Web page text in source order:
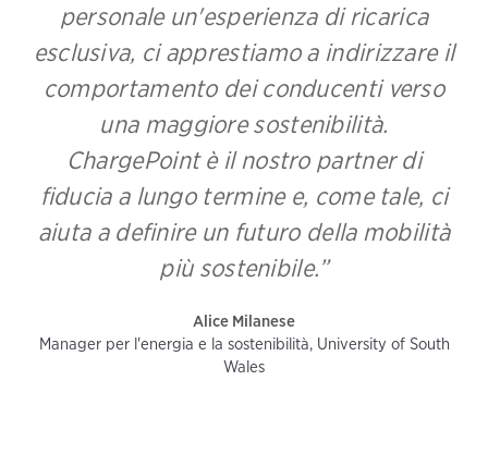
personale un'esperienza di ricarica
esclusiva, ci apprestiamo a indirizzare il
comportamento dei conducenti verso
una maggiore sostenibilità.
ChargePoint è il nostro partner di
fiducia a lungo termine e, come tale, ci
aiuta a definire un futuro della mobilità
più sostenibile.”
Alice Milanese
Manager per l'energia e la sostenibilità, University of South
Wales